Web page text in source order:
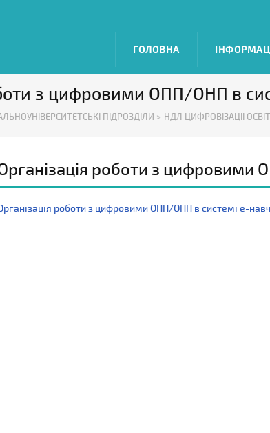
ГОЛОВНА
з цифровими ОПП/ОНП в
ПІДРОЗДІЛИ > НДЛ ЦИФРОВІЗАЦІЇ
роботи з
роботи з цифровими ОПП/ОНП в системі е-